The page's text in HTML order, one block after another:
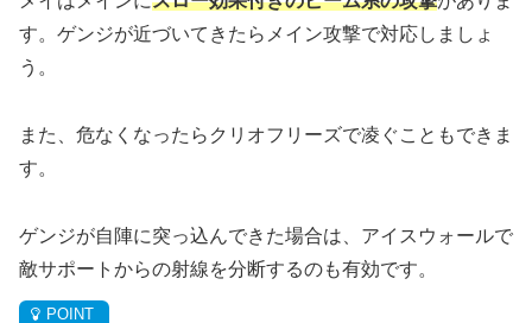
す。ゲンジが近づいてきたらメイン攻撃で対応しましょ
う。
また、危なくなったらクリオフリーズで凌ぐこともできま
す。
ゲンジが自陣に突っ込んできた場合は、アイスウォールで
敵サポートからの射線を分断するのも有効です。